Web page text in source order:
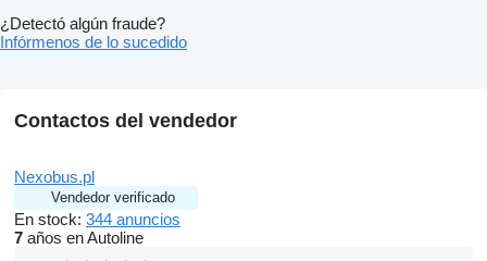
¿Detectó algún fraude?
Infórmenos de lo sucedido
Contactos del vendedor
Nexobus.pl
Vendedor verificado
En stock: 344 anuncios
7 años en Autoline